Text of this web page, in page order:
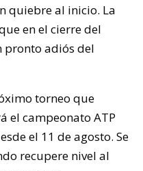
quiebre al inicio. La
en el cierre del
adiós del
torneo que
el campeonato ATP
el 11 de agosto. Se
recupere nivel al